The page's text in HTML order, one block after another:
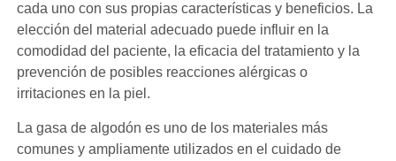
cada uno con sus propias características y beneficios. La
elección del material adecuado puede influir en la
comodidad del paciente, la eficacia del tratamiento y la
prevención de posibles reacciones alérgicas o
irritaciones en la piel.
La gasa de algodón es uno de los materiales más
comunes y ampliamente utilizados en el cuidado de